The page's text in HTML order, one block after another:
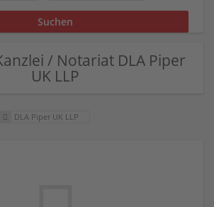
/ Notariat DLA Piper
UK LLP
DLA Piper UK LLP